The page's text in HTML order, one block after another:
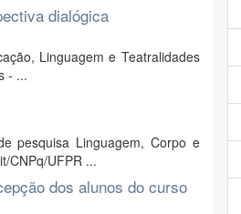
dialógica
Linguagem e Teatralidades
- ...
pesquisa Linguagem, Corpo e
CNPq/UFPR ...
dos alunos do curso